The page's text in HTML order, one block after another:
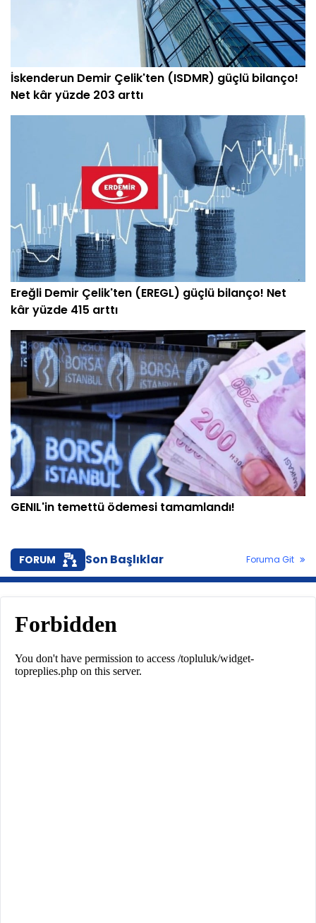
İskenderun Demir Çelik'ten (ISDMR) güçlü bilanço!
Net kâr yüzde 203 arttı
Ereğli Demir Çelik'ten (EREGL) güçlü bilanço! Net
kâr yüzde 415 arttı
GENIL'in temettü ödemesi tamamlandı!
FORUM Son Başlıklar Foruma Git